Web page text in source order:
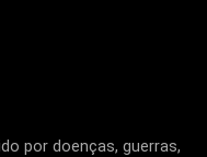
por doenças, guerras,